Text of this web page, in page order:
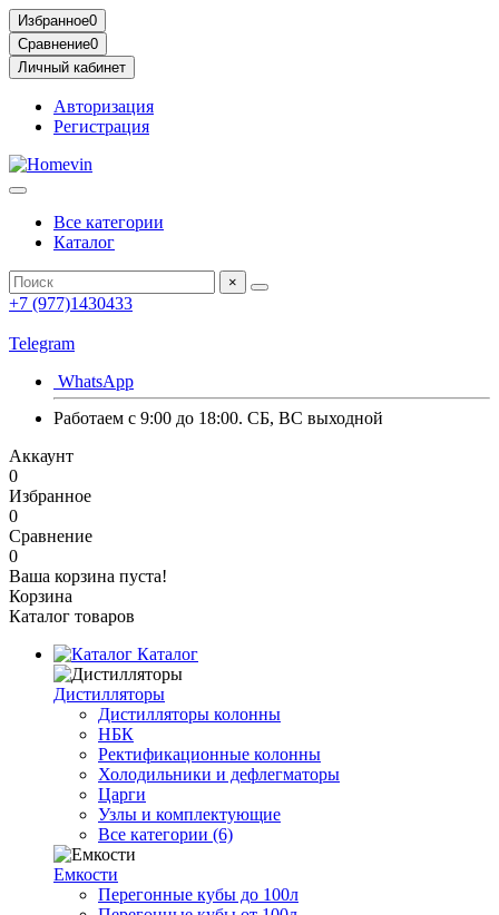
Избранное0
Сравнение0
Личный кабинет
Авторизация
Регистрация
Все категории
Каталог
×
+7 (977)1430433
Telegram
WhatsApp
Работаем с 9:00 до 18:00. СБ, ВС выходной
Аккаунт
0
Избранное
0
Сравнение
0
Ваша корзина пуста!
Корзина
Каталог товаров
Каталог
Дистилляторы
Дистилляторы колонны
НБК
Ректификационные колонны
Холодильники и дефлегматоры
Царги
Узлы и комплектующие
Все категории (6)
Емкости
Перегонные кубы до 100л